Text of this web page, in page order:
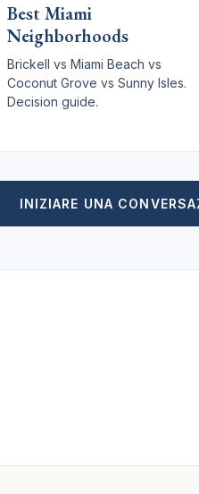
Best Miami
Neighborhoods
Brickell vs Miami Beach vs
Coconut Grove vs Sunny Isles.
Decision guide.
INIZIARE UNA